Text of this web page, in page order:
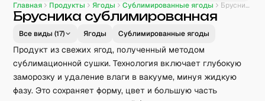
Главная Продукты Ягоды Сублимированные ягоды Брусника сублимированная
Брусника сублимированная
Все виды (17) Ягоды Сублимированные ягоды
Продукт из свежих ягод, полученный методом
сублимационной сушки. Технология включает глубокую
заморозку и удаление влаги в вакууме, минуя жидкую
фазу. Это сохраняет форму, цвет и большую часть